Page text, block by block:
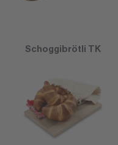
Schoggibrötli TK